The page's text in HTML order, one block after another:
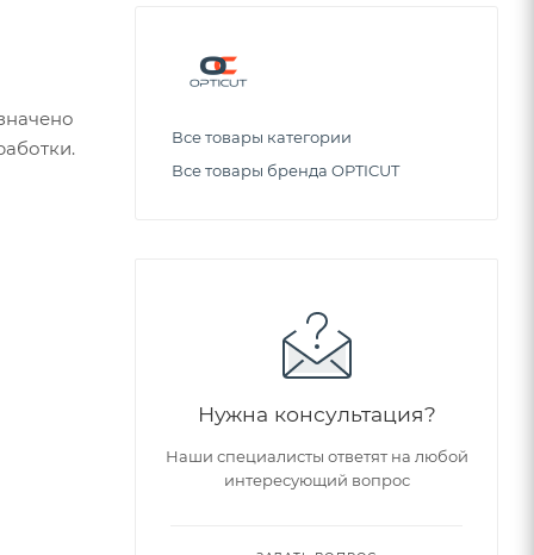
Все товары категории
Все товары бренда OPTICUT
Нужна консультация?
Наши специалисты ответят на любой
интересующий вопрос